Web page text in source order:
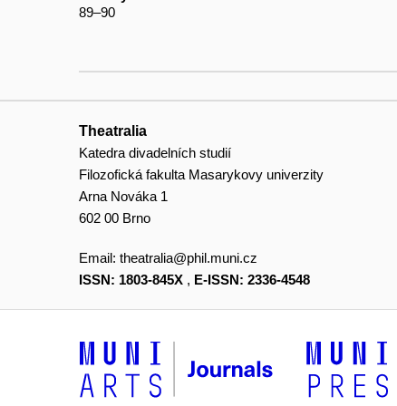
89–90
Theatralia
Katedra divadelních studií
Filozofická fakulta Masarykovy univerzity
Arna Nováka 1
602 00 Brno
Email: theatralia@phil.muni.cz
ISSN: 1803-845X , E-ISSN: 2336-4548